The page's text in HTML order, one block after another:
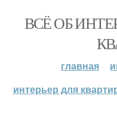
ВСЁ ОБ
главная
интерьер для